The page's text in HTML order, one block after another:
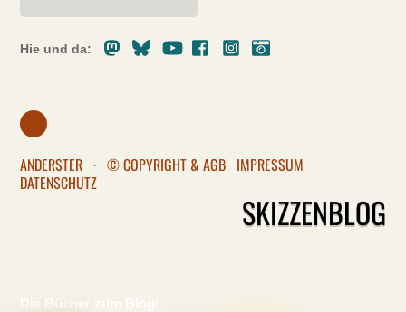
Hie und da:
MastodonBlueskyYoutubeFacebookInstagram
ANDERSTER · © COPYRIGHT & AGB IMPRESSUM
DATENSCHUTZ
SKIZZENBLOG
Die Bücher zum Blog: